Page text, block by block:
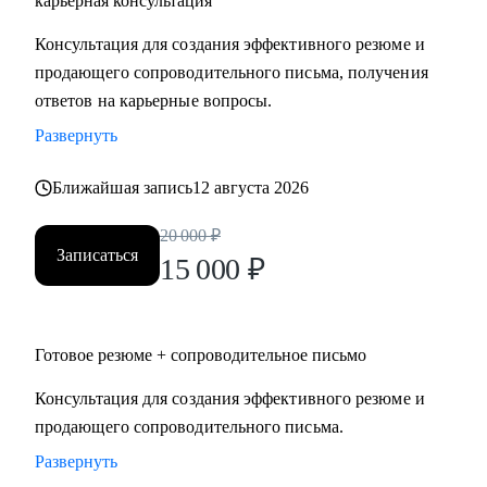
сферах:
• Продаж и работы с клиентами (B2B, B2C, B2G, E-
commerce)
• Финансов
• Образования/Ed-tech
• Маркетинга
• Закупок/Логистики.
Консультация для создания эффективного резюме и
продающего сопроводительного письма, получения
ответов на карьерные вопросы.
Развернуть
Ближайшая запись12 августа 2026
Записаться
20 000 ₽
15 000 ₽
Готовое резюме + сопроводительное письмо
Консультация для создания эффективного резюме и
продающего сопроводительного письма.
Развернуть